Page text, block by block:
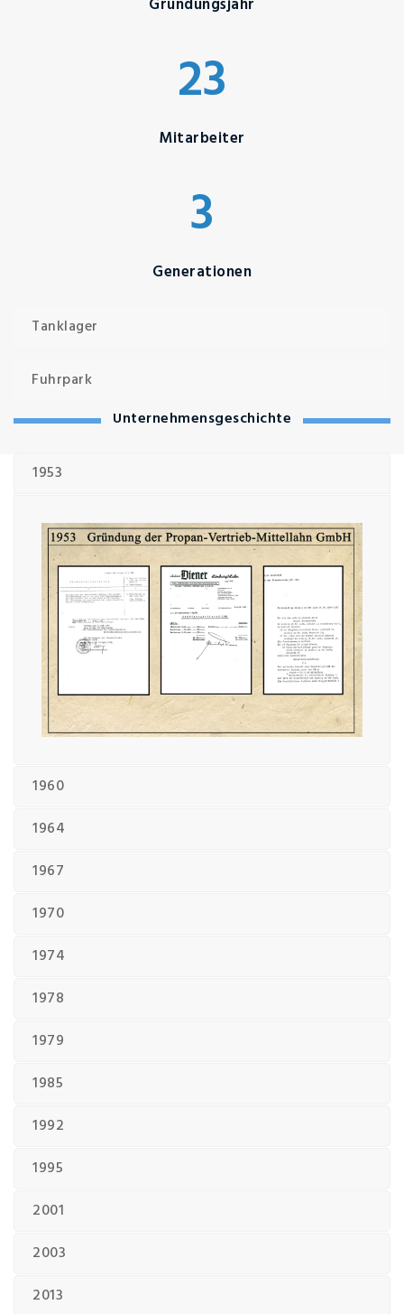
23
Mitarbeiter
3
Generationen
Tanklager
Fuhrpark
Unternehmensgeschichte
1953
1960
1964
1967
1970
1974
1978
1979
1985
1992
1995
2001
2003
2013